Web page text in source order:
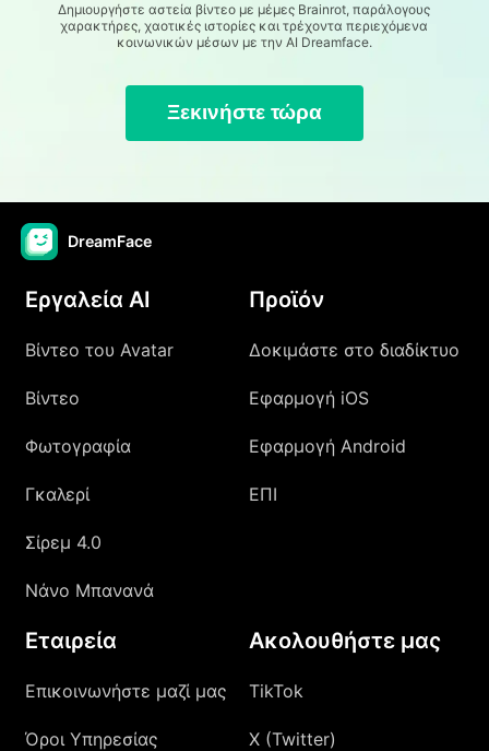
Δημιουργήστε αστεία βίντεο με μέμες Brainrot, παράλογους
χαρακτήρες, χαοτικές ιστορίες και τρέχοντα περιεχόμενα
κοινωνικών μέσων με την AI Dreamface.
Ξεκινήστε τώρα
DreamFace
Εργαλεία AI
Βίντεο του Avatar
Βίντεο
Φωτογραφία
Γκαλερί
Σίρεμ 4.0
Νάνο Μπανανά
Προϊόν
Δοκιμάστε στο διαδίκτυο
Εφαρμογή iOS
Εφαρμογή Android
ΕΠΙ
Εταιρεία
Επικοινωνήστε μαζί μας
Όροι Υπηρεσίας
Ακολουθήστε μας
TikTok
X (Twitter)